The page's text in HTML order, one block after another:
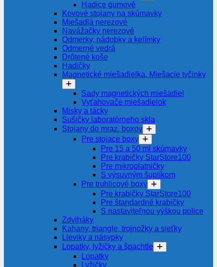
Hadice gumové
Kovové stojany na skúmavky
Miešadlá nerezové
Navážačky nerezové
Odmerky, nádobky a kelímky
Odmerné vedrá
Drôtené koše
Hadičky
Magnetické miešadielka, Miešacie tyčinky
Sady magnetických miešadiel
Vyťahovače miešadielok
Misky a tácky
Sušičky laboratórneho skla
Stojany do mraz. boxov
Pre stojace boxy
Pre 15 a 50 ml skúmavky
Pre krabičky StarStore100
Pre mikroplatničky
S výsuvným šuplíkom
Pre truhlicové boxy
Pre krabičky StarStore100
Pre štandardné krabičky
S nastaviteľnou výškou police
Zdviháky
Kahany, triangle, trojnožky a sieťky
Lieviky a násypky
Lopatky, lyžičky a špachtle
Lopatky
Lyžičky